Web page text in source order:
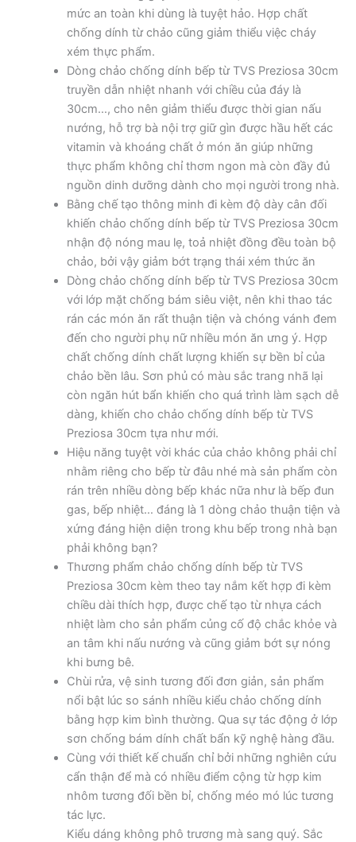
mức an toàn khi dùng là tuyệt hảo. Hợp chất
chống dính từ chảo cũng giảm thiểu việc cháy
xém thực phẩm.
Dòng chảo chống dính bếp từ TVS Preziosa 30cm
truyền dẫn nhiệt nhanh với chiều của đáy là
30cm…, cho nên giảm thiểu được thời gian nấu
nướng, hỗ trợ bà nội trợ giữ gìn được hầu hết các
vitamin và khoáng chất ở món ăn giúp những
thực phẩm không chỉ thơm ngon mà còn đầy đủ
nguồn dinh dưỡng dành cho mọi người trong nhà.
Bằng chế tạo thông minh đi kèm độ dày cân đối
khiến chảo chống dính bếp từ TVS Preziosa 30cm
nhận độ nóng mau lẹ, toả nhiệt đồng đều toàn bộ
chảo, bởi vậy giảm bớt trạng thái xém thức ăn
Dòng chảo chống dính bếp từ TVS Preziosa 30cm
với lớp mặt chống bám siêu việt, nên khi thao tác
rán các món ăn rất thuận tiện và chóng vánh đem
đến cho người phụ nữ nhiều món ăn ưng ý. Hợp
chất chống dính chất lượng khiến sự bền bỉ của
chảo bền lâu. Sơn phủ có màu sắc trang nhã lại
còn ngăn hút bẩn khiến cho quá trình làm sạch dễ
dàng, khiến cho chảo chống dính bếp từ TVS
Preziosa 30cm tựa như mới.
Hiệu năng tuyệt vời khác của chảo không phải chỉ
nhằm riêng cho bếp từ đâu nhé mà sản phẩm còn
rán trên nhiều dòng bếp khác nữa như là bếp đun
gas, bếp nhiệt… đáng là 1 dòng chảo thuận tiện và
xứng đáng hiện diện trong khu bếp trong nhà bạn
phải không bạn?
Thương phẩm chảo chống dính bếp từ TVS
Preziosa 30cm kèm theo tay nắm kết hợp đi kèm
chiều dài thích hợp, được chế tạo từ nhựa cách
nhiệt làm cho sản phẩm củng cố độ chắc khỏe và
an tâm khi nấu nướng và cũng giảm bớt sự nóng
khi bưng bê.
Chùi rửa, vệ sinh tương đối đơn giản, sản phẩm
nổi bật lúc so sánh nhiều kiểu chảo chống dính
bằng hợp kim bình thường. Qua sự tác động ở lớp
sơn chống bám dính chất bẩn kỹ nghệ hàng đầu.
Cùng với thiết kế chuẩn chỉ bởi những nghiên cứu
cẩn thận để mà có nhiều điểm cộng từ hợp kim
nhôm tương đối bền bỉ, chống méo mó lúc tương
tác lực.
Kiểu dáng không phô trương mà sang quý. Sắc